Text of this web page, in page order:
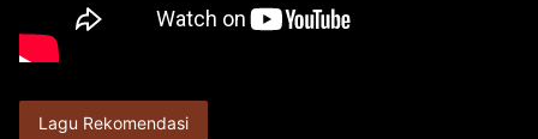
Lagu Rekomendasi